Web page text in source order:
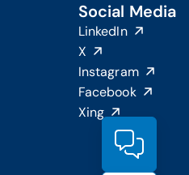
Social Media
LinkedIn
X
Instagram
Facebook
Xing